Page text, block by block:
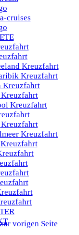
Kreuzfahrt
Kreuzfahrt
Kreuzfahrt
Kreuzfahrt
Kreuzfahrt
Kreuzfahrt
Kreuzfahrt
Kreuzfahrt
vorigen Seite